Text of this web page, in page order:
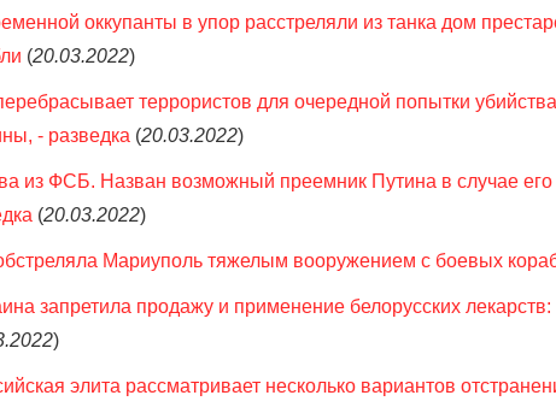
оккупанты в упор расстреляли из танка дом
(20.03.2022)
террористов для очередной попытки
- разведка (20.03.2022)
из ФСБ. Назван возможный преемник Путина в случае его
(20.03.2022)
Мариуполь тяжелым вооружением с боевых
запретила продажу и применение белорусских лекарств:
)
элита рассматривает несколько вариантов